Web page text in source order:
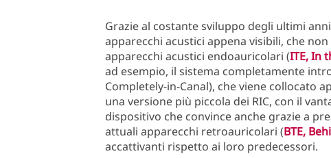
Grazie al costante sviluppo degli ultimi
apparecchi acustici appena visibili, che
apparecchi acustici endoauricolari (ITE, In
ad esempio, il sistema completamente
Completely-in-Canal), che viene collocato
una versione più piccola dei RIC, con il
dispositivo che convince anche grazie a
attuali apparecchi retroauricolari (BTE,
accattivanti rispetto ai loro predecessori.